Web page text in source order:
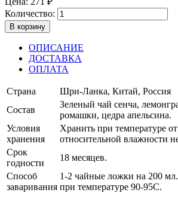
Количество:
В корзину
ОПИСАНИЕ
ДОСТАВКА
ОПЛАТА
Страна
Шри-Ланка, Китай, Россия
Состав
Зеленый чай сенча,
ромашки, цедра апельсина.
Условия
хранения
Хранить при температуре
относительной влажности
Срок
годности
18 месяцев.
Способ
заваривания
1-2 чайные ложки на 200
при температуре 90-95C.